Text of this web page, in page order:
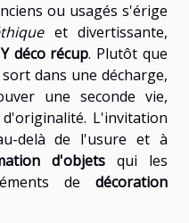
ou usagés s'érige
et divertissante,
déco récup. Plutôt que
dans une décharge,
une seconde vie,
L'invitation
delà de l'usure et à
d'objets qui les
de décoration